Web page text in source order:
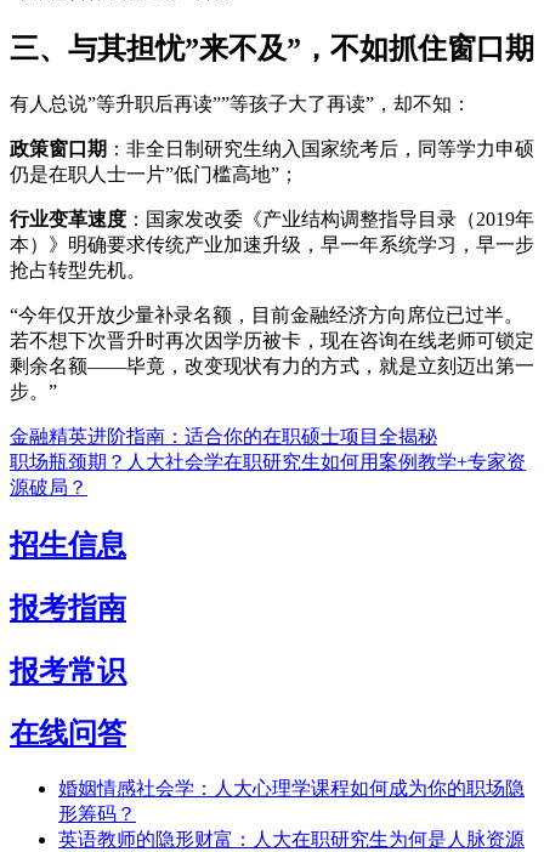
三、与其担忧”来不及”，不如抓住窗口期
有人总说”等升职后再读””等孩子大了再读”，却不知：
政策窗口期 ：非全日制研究生纳入国家统考后，同等学力申硕
仍是在职人士一片”低门槛高地”；
行业变革速度 ：国家发改委《产业结构调整指导目录（2019年
本）》明确要求传统产业加速升级，早一年系统学习，早一步
抢占转型先机。
“今年仅开放少量补录名额，目前金融经济方向席位已过半。
若不想下次晋升时再次因学历被卡，现在咨询在线老师可锁定
剩余名额——毕竟，改变现状有力的方式，就是立刻迈出第一
步。”
金融精英进阶指南：适合你的在职硕士项目全揭秘
职场瓶颈期？人大社会学在职研究生如何用案例教学+专家资
源破局？
招生信息
报考指南
报考常识
在线问答
婚姻情感社会学：人大心理学课程如何成为你的职场隐
形筹码？
英语教师的隐形财富：人大在职研究生为何是人脉资源